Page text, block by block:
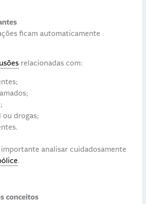
ficam automaticamente
relacionadas com:
ou drogas;
analisar cuidadosamente
.
conceitos